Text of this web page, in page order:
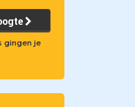
gingen je